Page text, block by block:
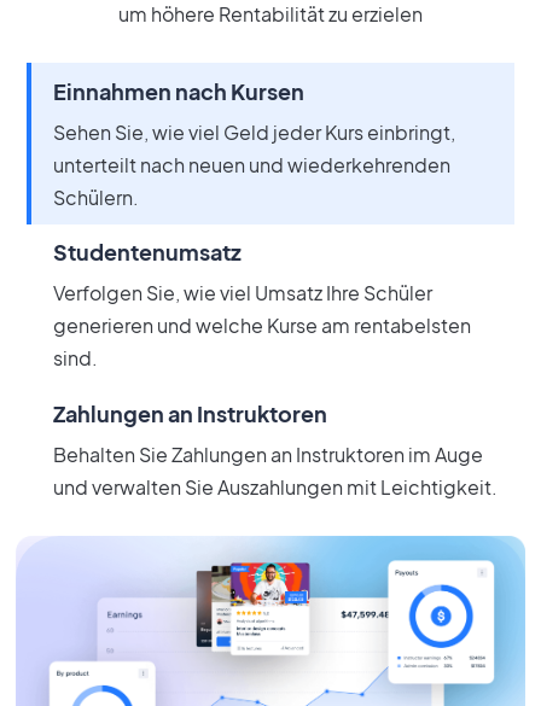
um höhere Rentabilität zu erzielen
Einnahmen nach Kursen
Sehen Sie, wie viel Geld jeder Kurs einbringt,
unterteilt nach neuen und wiederkehrenden
Schülern.
Studentenumsatz
Verfolgen Sie, wie viel Umsatz Ihre Schüler
generieren und welche Kurse am rentabelsten
sind.
Zahlungen an Instruktoren
Behalten Sie Zahlungen an Instruktoren im Auge
und verwalten Sie Auszahlungen mit Leichtigkeit.